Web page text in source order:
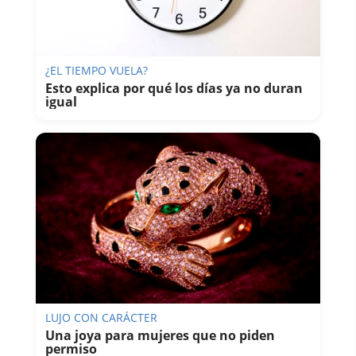
¿EL TIEMPO VUELA?
Esto explica por qué los días ya no duran
igual
LUJO CON CARÁCTER
Una joya para mujeres que no piden
permiso